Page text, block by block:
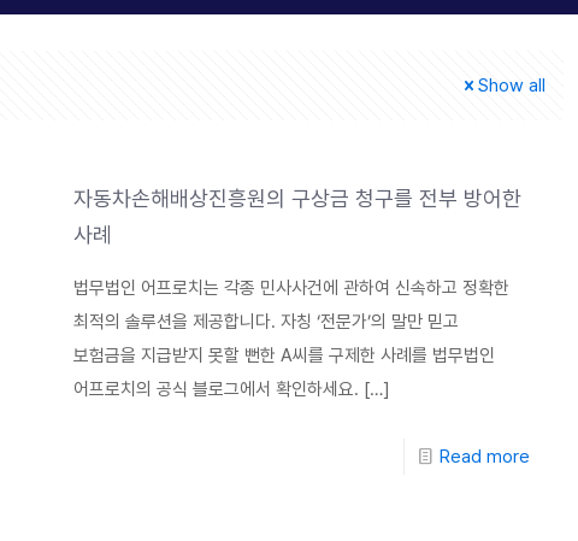
Show all
자동차손해배상진흥원의 구상금 청구를 전부 방어한
사례
법무법인 어프로치는 각종 민사사건에 관하여 신속하고 정확한
최적의 솔루션을 제공합니다. 자칭 ‘전문가’의 말만 믿고
보험금을 지급받지 못할 뻔한 A씨를 구제한 사례를 법무법인
어프로치의 공식 블로그에서 확인하세요. […]
Read more